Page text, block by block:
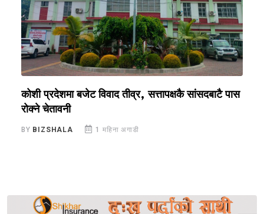
कोशी प्रदेशमा बजेट विवाद तीव्र, सत्तापक्षकै सांसदबाटै पास
रोक्ने चेतावनी
BY BIZSHALA 1 महिना अगाडी